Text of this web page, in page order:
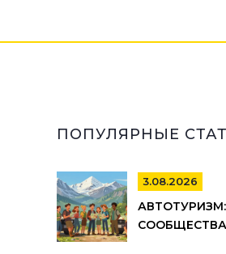
ПОПУЛЯРНЫЕ
3.08.2026